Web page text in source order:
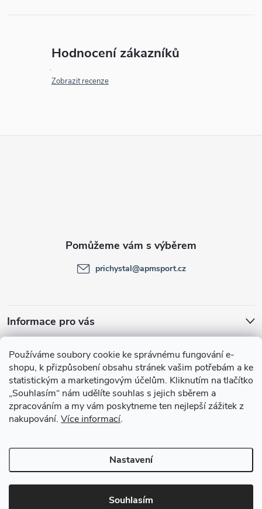
Používáme soubory cookie ke správnému fungování e-
shopu, k přizpůsobení obsahu stránek vašim potřebám a ke
statistickým a marketingovým účelům. Kliknutím na tlačítko
„Souhlasím“ nám udělíte souhlas s jejich sběrem a
zpracováním a my vám poskytneme ten nejlepší zážitek z
nakupování. Více informací.
Nastavení
Souhlasím
Hodnocení zákazníků
Zobrazit recenze
Informace pro vás
prichystal@apmsport.cz
Facebook
Copyright 2026APMsport.cz. Všechna práva vyhrazena.